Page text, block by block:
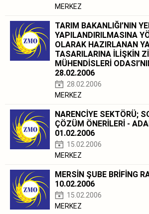
MERKEZ
TARIM BAKANLIĞI’NIN
YAPILANDIRILMASINA
OLARAK HAZIRLANAN
TASARILARINA İLİŞKİN
MÜHENDİSLERİ
28.02.2006
28.02.2006
MERKEZ
NARENCİYE SEKTÖRÜ;
ÇÖZÜM ÖNERİLERİ -
01.02.2006
15.02.2006
MERKEZ
MERSİN ŞUBE BRİFİNG
10.02.2006
15.02.2006
MERKEZ